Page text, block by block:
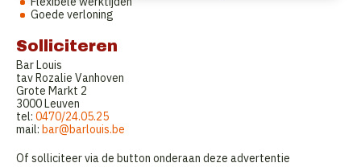
Goede verloning
Solliciteren
Bar Louis
tav Rozalie Vanhoven
Grote Markt 2
3000 Leuven
tel: 0470/24.05.25
mail: bar@barlouis.be
Of solliciteer via de button onderaan deze advertentie